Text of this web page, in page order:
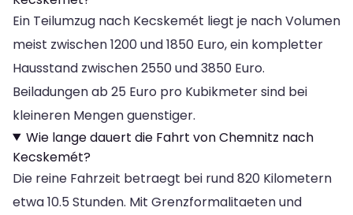
Ein Teilumzug nach Kecskemét liegt je nach Volumen
meist zwischen 1200 und 1850 Euro, ein kompletter
Hausstand zwischen 2550 und 3850 Euro.
Beiladungen ab 25 Euro pro Kubikmeter sind bei
kleineren Mengen guenstiger.
Wie lange dauert die Fahrt von Chemnitz nach
Kecskemét?
Die reine Fahrzeit betraegt bei rund 820 Kilometern
etwa 10.5 Stunden. Mit Grenzformalitaeten und